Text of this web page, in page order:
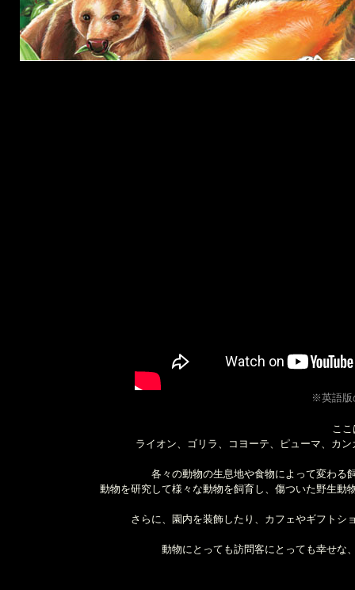
※英語版
こ
ライオン、ゴリラ、コヨーテ、ピューマ、カ
各々の動物の生息地や食物によって変わる
動物を研究して様々な動物を飼育し、傷ついた野生
さらに、園内を装飾したり、カフェやギフトシ
動物にとっても訪問客にとっても幸せな